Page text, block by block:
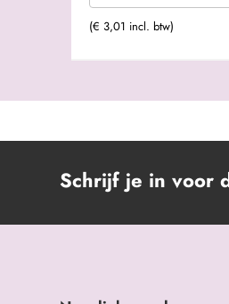
(€ 3,01 incl. btw)
Schrijf je in voor